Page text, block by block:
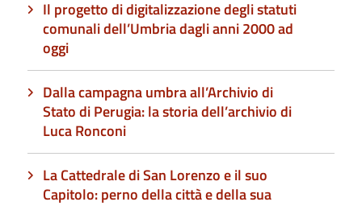
Il progetto di digitalizzazione degli statuti
comunali dell’Umbria dagli anni 2000 ad
oggi
Dalla campagna umbra all’Archivio di
Stato di Perugia: la storia dell’archivio di
Luca Ronconi
La Cattedrale di San Lorenzo e il suo
Capitolo: perno della città e della sua